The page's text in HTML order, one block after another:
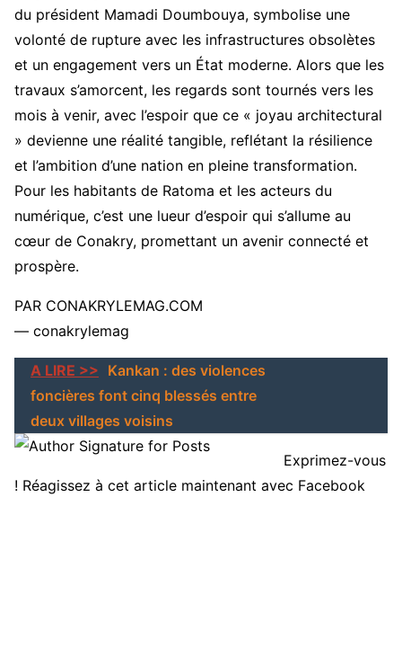
du président Mamadi Doumbouya, symbolise une
volonté de rupture avec les infrastructures obsolètes
et un engagement vers un État moderne. Alors que les
travaux s’amorcent, les regards sont tournés vers les
mois à venir, avec l’espoir que ce « joyau architectural
» devienne une réalité tangible, reflétant la résilience
et l’ambition d’une nation en pleine transformation.
Pour les habitants de Ratoma et les acteurs du
numérique, c’est une lueur d’espoir qui s’allume au
cœur de Conakry, promettant un avenir connecté et
prospère.
PAR CONAKRYLEMAG.COM
— conakrylemag
A LIRE >> Kankan : des violences
foncières font cinq blessés entre
deux villages voisins
Exprimez-vous
! Réagissez à cet article maintenant avec Facebook